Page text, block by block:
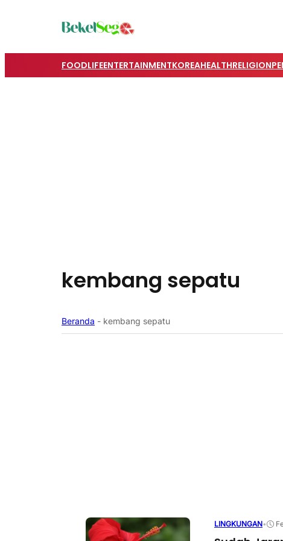
FOODLIFEENTERTAINMENTKOREAHEALTHRELIGION
kembang sepatu
Beranda - kembang sepatu
LINGKUNGAN•